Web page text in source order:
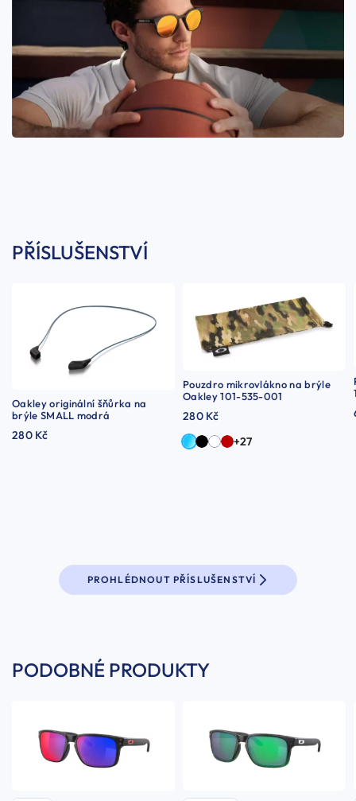
PŘÍSLUŠENSTVÍ
Oakley originální šňůrka na
brýle SMALL modrá
280 Kč
Pouzdro mikrovlákno na brýle
Oakley 101-535-001
280 Kč
+27
PROHLÉDNOUT PŘÍSLUŠENSTVÍ
PODOBNÉ PRODUKTY